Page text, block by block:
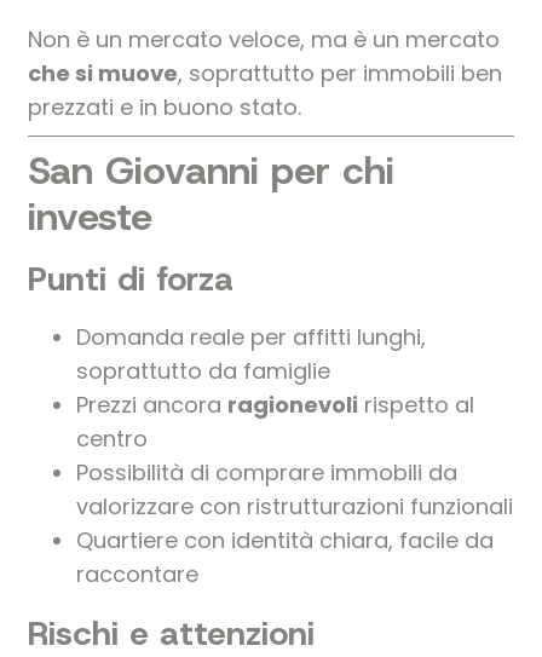
Non è un mercato veloce, ma è un mercato
che si muove, soprattutto per immobili ben
prezzati e in buono stato.
San Giovanni per chi
investe
Punti di forza
Domanda reale per affitti lunghi,
soprattutto da famiglie
Prezzi ancora ragionevoli rispetto al
centro
Possibilità di comprare immobili da
valorizzare con ristrutturazioni funzionali
Quartiere con identità chiara, facile da
raccontare
Rischi e attenzioni